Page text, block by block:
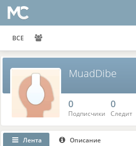
ВСЕ
MuadDibe
0
Подписчики
0
Следит
Лента Описание